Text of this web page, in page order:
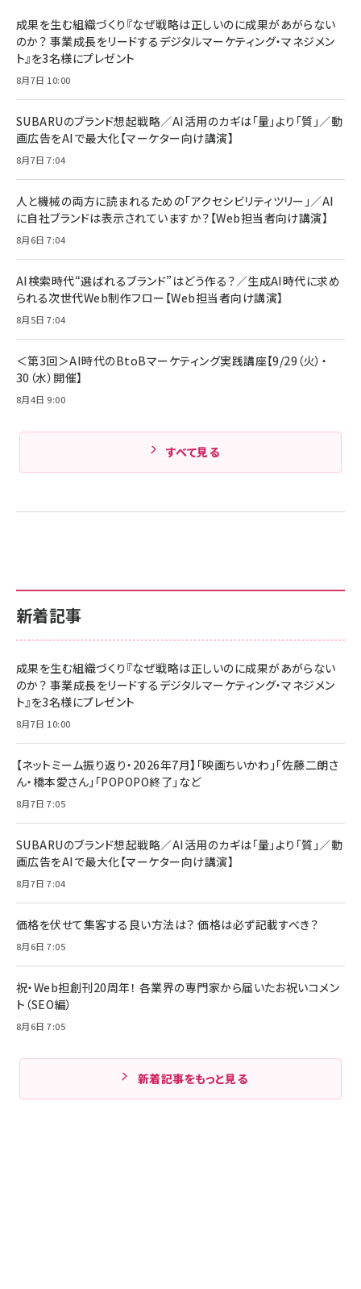
￥1,100
anan(アンアン)2026/07/08号 No.2502[2026
￥880
ママ投資家が育休中に１億貯めた株式投資
組織の成果を最大化する ルールのデザイン
￥1,980
Amazonランキングをもっと見る
すい ガイド枠付き いPhone17 (6.3インチ) 対応
2枚セット DSP25F1698
￥1,599
￥6,980
全ワイヤレスイヤホン/アクティブノイズキャンセリ
技術基準適合】ブラック
￥5,990
ケーブル Anker絡まないケーブル 240W 結束バン
ド付き USB PD対応 シリコン素材採用 iPhone
17 / 16 / 15 / Galaxy iPad Pro MacBook
Pro/Air 各種対応 (1.8m ミッドナイトブラック)
￥1,890
￥5,000
Anker PowerLine III Flow USB-C & USB-C
Pro/Air 各種対応 (1.8m ミッドナイトブラック)
￥1,890
サッポロ 生ビール 黒ラベル 350ml 缶 24本 ビー
ル ケース買い【6/30応募〆切! 黒ラベルビヤセラー
￥4,857
新着記事
成果を生む組織づくり『なぜ戦略は正しいのに成果があがらない
のか？ 事業成長をリードするデジタルマーケティング・マネジメン
ト』を3名様にプレゼント
8月7日 10:00
【ネットミーム振り返り・2026年7月】「映画ちいかわ」「佐藤二朗さ
ん・橋本愛さん」「POPOPO終了」など
8月7日 7:05
SUBARUのブランド想起戦略／AI活用のカギは「量」より「質」／動
画広告をAIで最大化【マーケター向け講演】
8月7日 7:04
価格を伏せて集客する良い方法は？ 価格は必ず記載すべき？
8月6日 7:05
祝・Web担創刊20周年！ 各業界の専門家から届いたお祝いコメン
ト（SEO編）
8月6日 7:05
新着記事をもっと見る
成果を生む組織づくり『なぜ戦略は正しいのに成果があがらない
のか？ 事業成長をリードするデジタルマーケティング・マネジメン
ト』を3名様にプレゼント
8月7日 10:00
SUBARUのブランド想起戦略／AI活用のカギは「量」より「質」／動
画広告をAIで最大化【マーケター向け講演】
8月7日 7:04
人と機械の両方に読まれるための「アクセシビリティツリー」／AI
に自社ブランドは表示されていますか？【Web担当者向け講演】
8月6日 7:04
AI検索時代“選ばれるブランド”はどう作る？／生成AI時代に求め
られる次世代Web制作フロー【Web担当者向け講演】
8月5日 7:04
＜第3回＞AI時代のBtoBマーケティング実践講座【9/29（火）・
30（水）開催】
8月4日 9:00
すべて見る